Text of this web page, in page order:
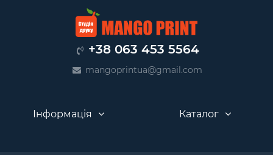
+38 063 453 5564
mangoprintua@gmail.com
Інформація Каталог